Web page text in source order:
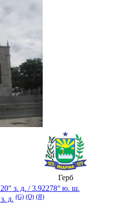
Герб
з. д. /3.92278° ю. ш.
д. (G) (O) (Я)